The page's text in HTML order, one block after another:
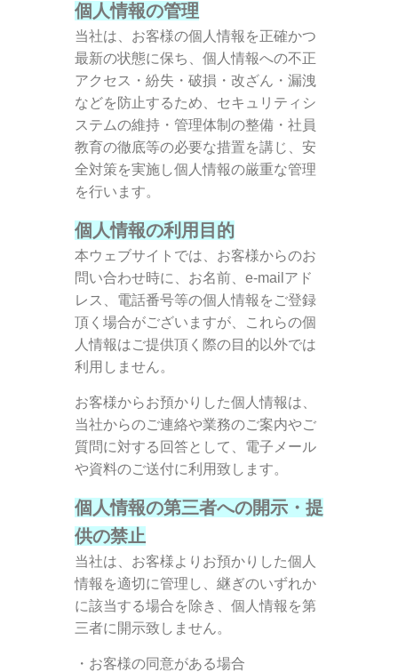
個人情報の管理
当社は、お客様の個人情報を正確かつ
最新の状態に保ち、個人情報への不正
アクセス・紛失・破損・改ざん・漏洩
などを防止するため、セキュリティシ
ステムの維持・管理体制の整備・社員
教育の徹底等の必要な措置を講じ、安
全対策を実施し個人情報の厳重な管理
を行います。
個人情報の利用目的
本ウェブサイトでは、お客様からのお
問い合わせ時に、お名前、e-mailアド
レス、電話番号等の個人情報をご登録
頂く場合がございますが、
これらの個
人情報はご提供頂く際の目的以外では
利用しません。
お客様からお預かりした個人情報は、
当社からのご連絡や業務のご案内やご
質問に対する回答として、電子メール
や資料のご送付に利用致します。
個人情報の第三者への開示・提
供の禁止
当社は、お客様よりお預かりした個人
情報を適切に管理し、継ぎのいずれか
に該当する場合を除き、個人情報を第
三者に開示致しません。
・お客様の同意がある場合